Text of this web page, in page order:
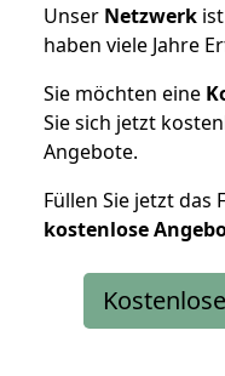
Unser Netzwerk
haben viele Jahre
Sie möchten eine
Sie sich jetzt
Angebote.
Füllen Sie jetzt das
kostenlose